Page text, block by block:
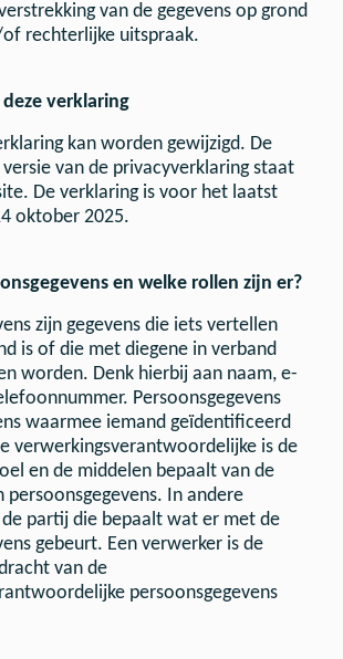
van de gegevens op grond
rechterlijke uitspraak.
verklaring
kan worden gewijzigd. De
van de privacyverklaring staat
De verklaring is voor het laatst
oktober 2025.
en welke rollen zijn er?
zijn gegevens die iets vertellen
is of die met diegene in verband
worden. Denk hierbij aan naam, e-
Persoonsgegevens
waarmee iemand geïdentificeerd
verwerkingsverantwoordelijke is de
en de middelen bepaalt van de
persoonsgegevens. In andere
partij die bepaalt wat er met de
gebeurt. Een verwerker is de
van de
persoonsgegevens